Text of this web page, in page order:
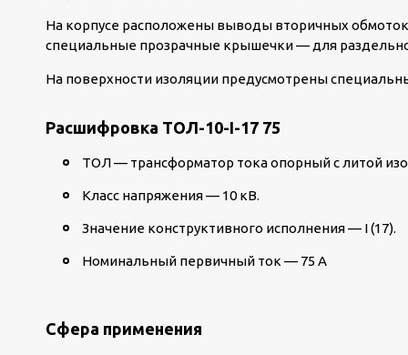
На корпусе расположены выводы вторичных
специальные прозрачные крышечки — для
На поверхности изоляции предусмотрены
Расшифровка ТОЛ-10-I-17 75
ТОЛ — трансформатор тока опорный с литой
Класс напряжения — 10 кВ.
Значение конструктивного исполнения — I (17).
Номинальный первичный ток — 75 А
Сфера применения